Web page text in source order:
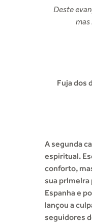
Deste
mas
Fuja dos
A segunda
espiritual.
conforto,
sua primeira
Espanha e
lançou a
seguidores